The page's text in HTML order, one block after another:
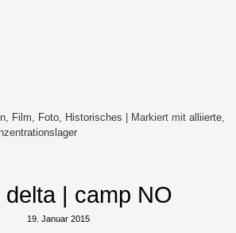
Film Foto Historisches Markiert mit alliierte
delta | camp NO
19. Januar 2015